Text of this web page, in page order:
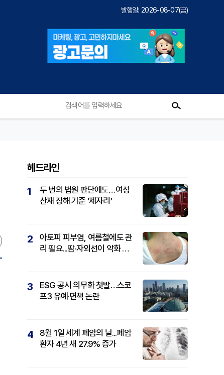
발행일: 2026-08-07(금)
헤드라인
1
두 번의 법원 판단에도…여성
산재 장해 기준 ‘제자리’
2
아토피 피부염, 여름철에도 관
리 필요...땀·자외선이 악화 요
3
ESG 공시 의무화 첫발…스코
프3 유예·면책 논란
4
8월 1일 세계 폐암의 날...폐암
환자 4년 새 27.9% 증가